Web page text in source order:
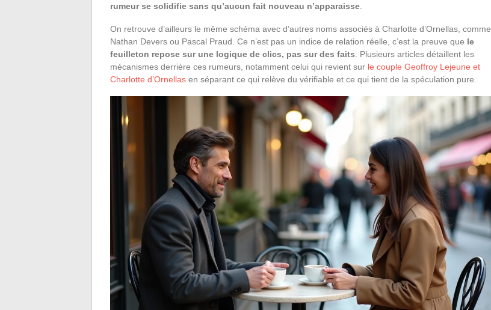
rumeur se solidifie sans qu’aucun fait nouveau n’apparaisse
On retrouve d’ailleurs le même schéma avec d’autres noms associés à Charlotte d’Ornellas, comme
Nathan Devers ou Pascal Praud. Ce n’est pas un indice de relation réelle, c’est la preuve que le
feuilleton repose sur une logique de clics, pas sur des faits . Plusieurs articles détaillent les
mécanismes derrière ces rumeurs, notamment celui qui revient sur le couple Geoffroy Lejeune et
Charlotte d’Ornellas en séparant ce qui relève du vérifiable et ce qui tient de la spéculation pure.